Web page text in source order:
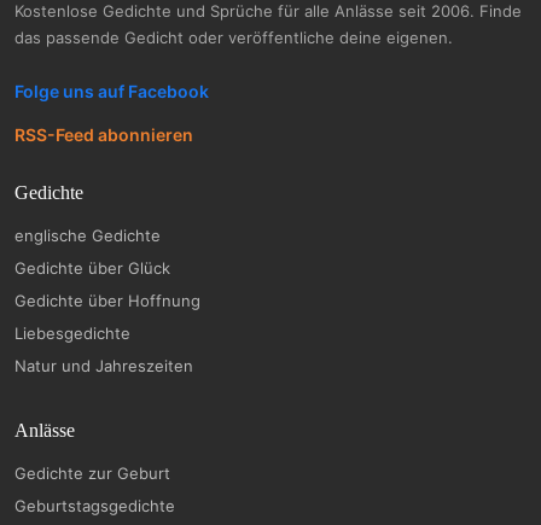
Kostenlose Gedichte und Sprüche für alle Anlässe seit 2006. Finde
das passende Gedicht oder veröffentliche deine eigenen.
Folge uns auf Facebook
RSS-Feed abonnieren
Gedichte
englische Gedichte
Gedichte über Glück
Gedichte über Hoffnung
Liebesgedichte
Natur und Jahreszeiten
Anlässe
Gedichte zur Geburt
Geburtstagsgedichte